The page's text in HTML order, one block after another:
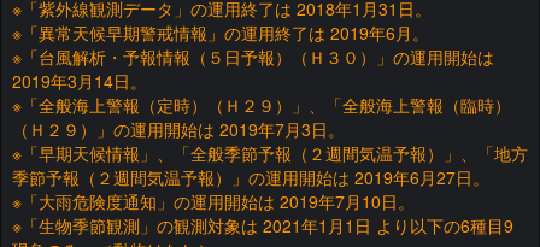
※「紫外線観測データ」の運用終了は 2018年1月31日。
※「異常天候早期警戒情報」の運用終了は 2019年6月。
※「台風解析・予報情報（５日予報）（Ｈ３０）」の運用開始は
2019年3月14日。
※「全般海上警報（定時）（Ｈ２９）」、「全般海上警報（臨時）
（Ｈ２９）」の運用開始は 2019年7月3日。
※「早期天候情報」、「全般季節予報（２週間気温予報）」、「地方
季節予報（２週間気温予報）」の運用開始は 2019年6月27日。
※「大雨危険度通知」の運用開始は 2019年7月10日。
※「生物季節観測」の観測対象は 2021年1月1日 より以下の6種目9